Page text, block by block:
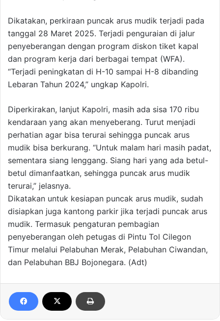
Dikatakan, perkiraan puncak arus mudik terjadi pada
tanggal 28 Maret 2025. Terjadi penguraian di jalur
penyeberangan dengan program diskon tiket kapal
dan program kerja dari berbagai tempat (WFA).
“Terjadi peningkatan di H-10 sampai H-8 dibanding
Lebaran Tahun 2024,” ungkap Kapolri.
Diperkirakan, lanjut Kapolri, masih ada sisa 170 ribu
kendaraan yang akan menyeberang. Turut menjadi
perhatian agar bisa terurai sehingga puncak arus
mudik bisa berkurang. “Untuk malam hari masih padat,
sementara siang lenggang. Siang hari yang ada betul-
betul dimanfaatkan, sehingga puncak arus mudik
terurai,” jelasnya.
Dikatakan untuk kesiapan puncak arus mudik, sudah
disiapkan juga kantong parkir jika terjadi puncak arus
mudik. Termasuk pengaturan pembagian
penyeberangan oleh petugas di Pintu Tol Cilegon
Timur melalui Pelabuhan Merak, Pelabuhan Ciwandan,
dan Pelabuhan BBJ Bojonegara. (Adt)